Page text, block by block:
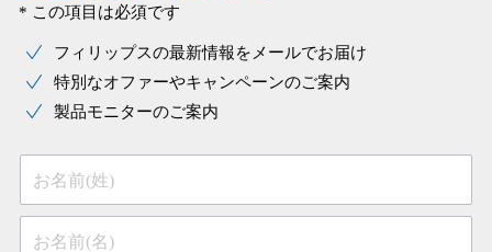
* この項目は必須です
フィリップスの最新情報をメールでお届け
特別なオファーやキャンペーンのご案内
製品モニターのご案内
お名前(姓)
お名前(名)